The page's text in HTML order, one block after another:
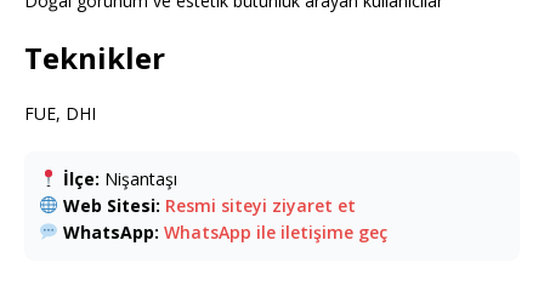
Teknikler
FUE, DHI
İlçe: Nişantaşı
Web Sitesi: Resmi siteyi ziyaret et
WhatsApp: WhatsApp ile iletişime geç